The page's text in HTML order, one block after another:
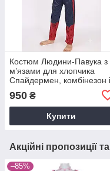
Костюм Людини-Павука з
м’язами для хлопчика
Спайдермен, комбінезон і
маска-балаклава зріст
130 см
950 ₴
Купити
Акційні пропозиції
–85%